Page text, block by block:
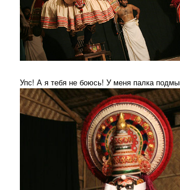
Упс! А я тебя не боюсь! У меня палка